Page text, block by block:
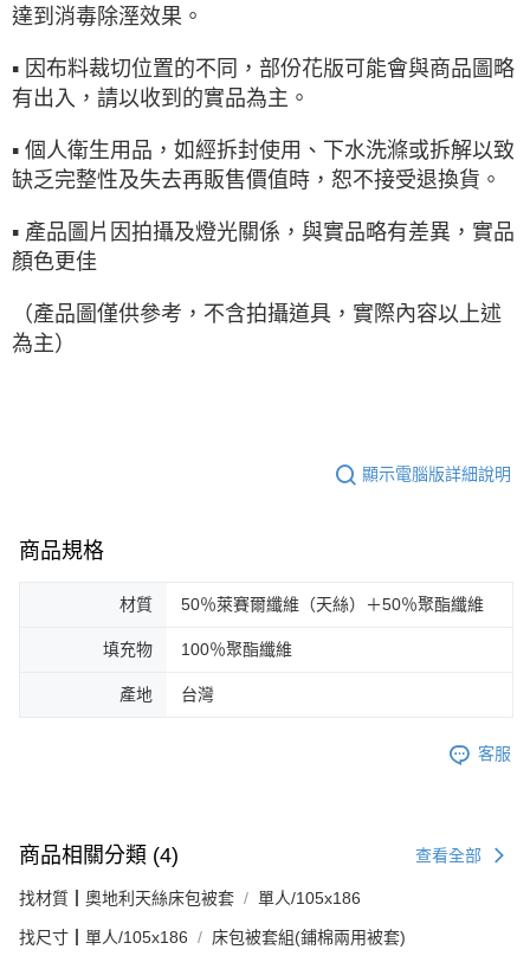
達到消毒除溼效果。
▪ 因布料裁切位置的不同，部份花版可能會與商品圖略
有出入，請以收到的實品為主。
▪ 個人衛生用品，如經拆封使用、下水洗滌或拆解以致
缺乏完整性及失去再販售價值時，恕不接受退換貨。
▪ 產品圖片因拍攝及燈光關係，與實品略有差異，實品
顏色更佳
（產品圖僅供參考，不含拍攝道具，實際內容以上述
為主）
顯示電腦版詳細說明
商品規格
材質 50％萊賽爾纖維（天絲）＋50％聚酯纖維
填充物 100％聚酯纖維
產地 台灣
客服
商品相關分類 (4) 查看全部
找材質┃奧地利天絲床包被套 單人/105x186
找尺寸┃單人/105x186 床包被套組(鋪棉兩用被套)